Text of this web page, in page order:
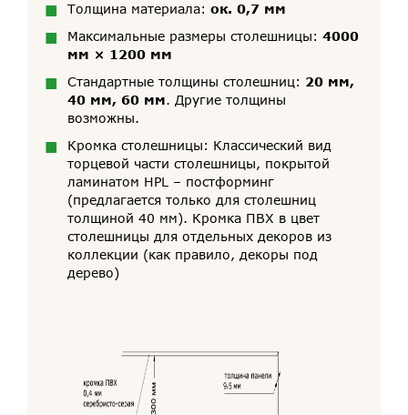
Толщина материала: ок. 0,7 мм
Максимальные размеры столешницы: 4000
мм × 1200 мм
Стандартные толщины столешниц: 20 мм,
40 мм, 60 мм. Другие толщины
возможны.
Кромка столешницы: Классический вид
торцевой части столешницы, покрытой
ламинатом HPL – постформинг
(предлагается только для столешниц
толщиной 40 мм). Кромка ПВХ в цвет
столешницы для отдельных декоров из
коллекции (как правило, декоры под
дерево)